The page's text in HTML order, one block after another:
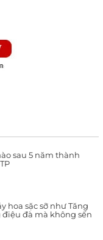
sau 5 năm thành
hoa sặc sỡ như Tăng
điệu đà mà không sến